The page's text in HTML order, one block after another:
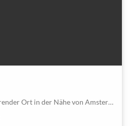
Ein kreativer und inspirierender Ort in der Nähe von Amsterdam